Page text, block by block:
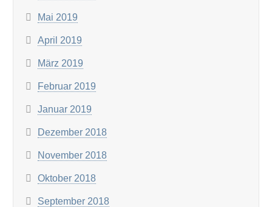
Mai 2019
April 2019
März 2019
Februar 2019
Januar 2019
Dezember 2018
November 2018
Oktober 2018
September 2018